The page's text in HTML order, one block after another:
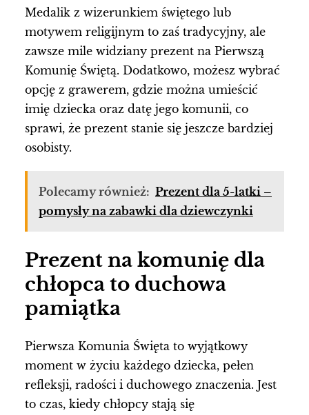
Medalik z wizerunkiem świętego lub
motywem religijnym to zaś tradycyjny, ale
zawsze mile widziany prezent na Pierwszą
Komunię Świętą. Dodatkowo, możesz wybrać
opcję z grawerem, gdzie można umieścić
imię dziecka oraz datę jego komunii, co
sprawi, że prezent stanie się jeszcze bardziej
osobisty.
Polecamy również: Prezent dla 5-latki –
pomysły na zabawki dla dziewczynki
Prezent na komunię dla
chłopca to duchowa
pamiątka
Pierwsza Komunia Święta to wyjątkowy
moment w życiu każdego dziecka, pełen
refleksji, radości i duchowego znaczenia. Jest
to czas, kiedy chłopcy stają się